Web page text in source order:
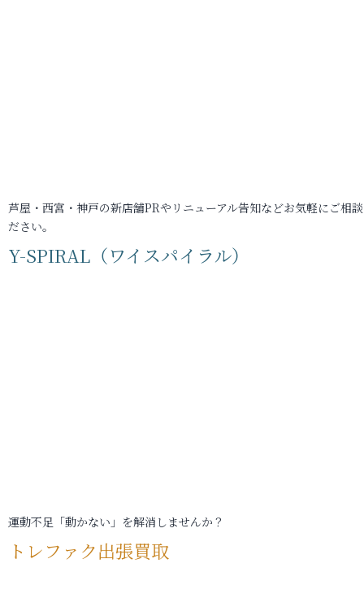
芦屋・西宮・神戸の新店舗PRやリニューアル告知などお気軽にご相
ださい。
Y-SPIRAL（ワイスパイラル）
運動不足「動かない」を解消しませんか？
トレファク出張買取